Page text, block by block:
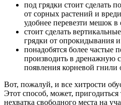
под грядки стоит сделать
от сорных растений и
удобнее перевезти мешок в
стоит сделать
грядки от опрокидывания и
понадобятся более частые
производить в дренажную
появления корневой
Вот, пожалуй, и все хитрости
Этот способ, может,
нехватка свободного места на